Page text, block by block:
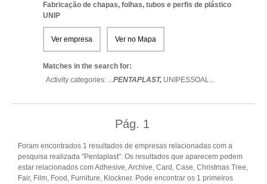
Fabricação de chapas, folhas, tubos e perfis de plástico
UNIP
Ver empresa Ver no Mapa
Matches in the search for:
Activity categories: ...PENTAPLAST, UNIPESSOAL...
Pág. 1
Foram encontrados 1 resultados de empresas relacionadas com a
pesquisa realizada "Pentaplast". Os resultados que aparecem podem
estar relacionados com Adhesive, Archive, Card, Case, Christmas Tree,
Fair, Film, Food, Furniture, Klockner. Pode encontrar os 1 primeiros